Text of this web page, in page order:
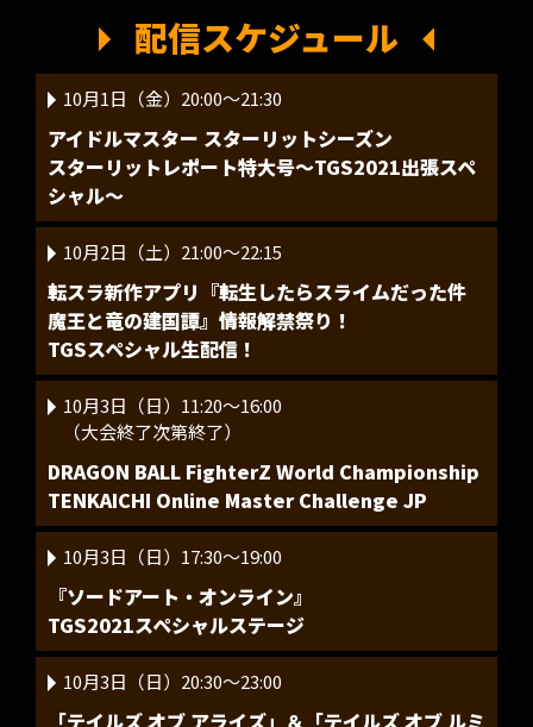
配信スケジュール
10月1日（金）20:00～21:30
アイドルマスター スターリットシーズン
スターリットレポート特大号～TGS2021出張スペ
シャル～
10月2日（土）21:00～22:15
転スラ新作アプリ『転生したらスライムだった件
魔王と竜の建国譚』情報解禁祭り！
TGSスペシャル生配信！
10月3日（日）11:20～16:00
（大会終了次第終了）
DRAGON BALL FighterZ World Championship
​TENKAICHI Online Master Challenge JP​
10月3日（日）17:30～19:00
『ソードアート・オンライン』
TGS2021スペシャルステージ
10月3日（日）20:30～23:00
「テイルズ オブ アライズ」＆「テイルズ オブ ルミ